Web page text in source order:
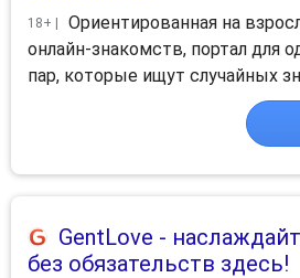
18+ |
Ориентированная на
онлайн-знакомств, портал для
пар, которые ищут случайных
GentLove -
без обязательств здесь!